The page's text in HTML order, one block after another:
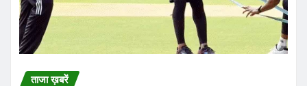
ताजा ख़बरें
भारतीय क्रिकेट टीम के खिलाड़ियों के लिए फिटनेस
टेस्ट पास करना अब पहले से ज्यादा मुश्किल हो गया